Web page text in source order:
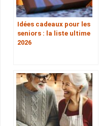
Idées cadeaux pour les
seniors : la liste ultime
2026